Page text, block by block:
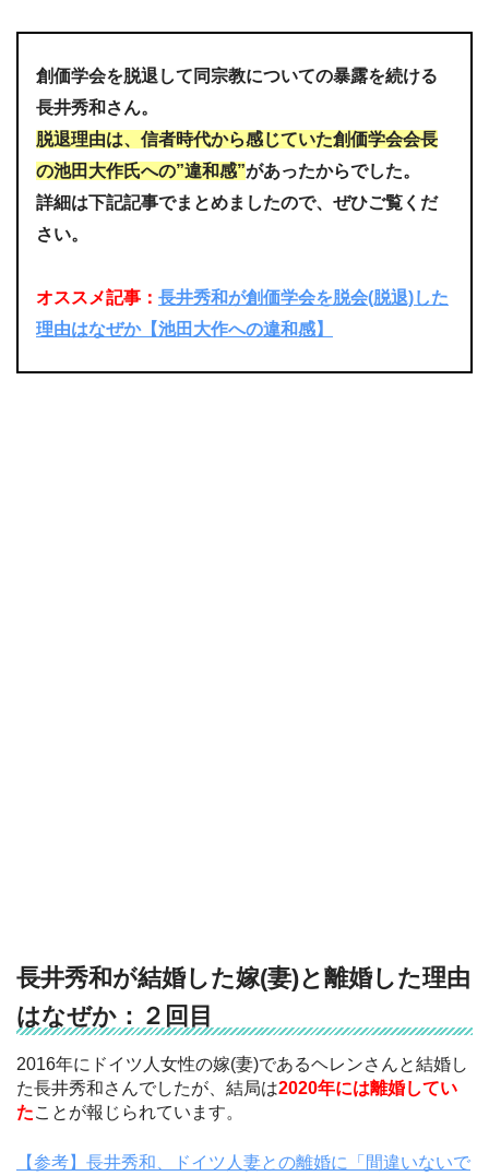
創価学会を脱退して同宗教についての暴露を続ける
長井秀和さん。
脱退理由は、信者時代から感じていた創価学会会長
の池田大作氏への”違和感”があったからでした。
詳細は下記記事でまとめましたので、ぜひご覧くだ
さい。
オススメ記事： 長井秀和が創価学会を脱会(脱退)した
理由はなぜか【池田大作への違和感】
長井秀和が結婚した嫁(妻)と離婚した理由
はなぜか：２回目
2016年にドイツ人女性の嫁(妻)であるヘレンさんと結婚し
た長井秀和さんでしたが、結局は2020年には離婚してい
たことが報じられています。
【参考】長井秀和、ドイツ人妻との離婚に「間違いないで